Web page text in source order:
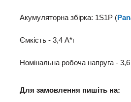
Акумуляторна збірка: 1S1P (
Ємкість - 3,4 A*г
Номінальна робоча напруга -
Для замовлення пишіть на: